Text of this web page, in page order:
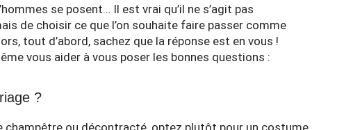
se posent… Il est vrai qu’il ne s’agit pas
de choisir ce que l’on souhaite faire passer comme
tout d’abord, sachez que la réponse est en vous !
vous aider à vous poser les bonnes questions :
?
champêtre ou décontracté, optez plutôt pour un costume